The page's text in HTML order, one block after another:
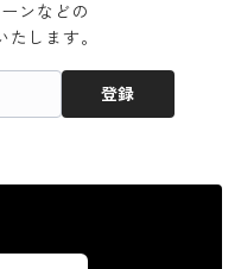
ンなどの
します。
登録